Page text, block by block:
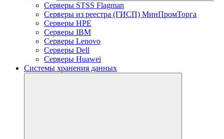
Серверы STSS Flagman
Серверы из реестра (ГИСП) МинПромТорга
Серверы HPE
Серверы IBM
Серверы Lenovo
Серверы Dell
Серверы Huawei
Системы хранения данных